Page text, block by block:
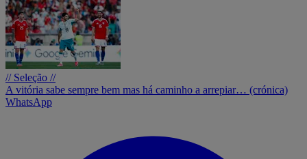
// Seleção //
A vitória sabe sempre bem mas há caminho a arrepiar… (crónica)
WhatsApp